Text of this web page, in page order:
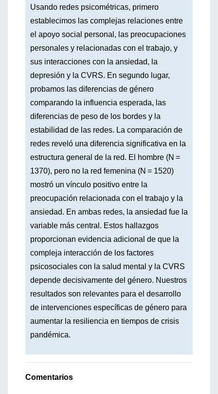
Usando redes psicométricas, primero
establecimos las complejas relaciones entre
el apoyo social personal, las preocupaciones
personales y relacionadas con el trabajo, y
sus interacciones con la ansiedad, la
depresión y la CVRS. En segundo lugar,
probamos las diferencias de género
comparando la influencia esperada, las
diferencias de peso de los bordes y la
estabilidad de las redes. La comparación de
redes reveló una diferencia significativa en la
estructura general de la red. El hombre (N =
1370), pero no la red femenina (N = 1520)
mostró un vínculo positivo entre la
preocupación relacionada con el trabajo y la
ansiedad. En ambas redes, la ansiedad fue la
variable más central. Estos hallazgos
proporcionan evidencia adicional de que la
compleja interacción de los factores
psicosociales con la salud mental y la CVRS
depende decisivamente del género. Nuestros
resultados son relevantes para el desarrollo
de intervenciones específicas de género para
aumentar la resiliencia en tiempos de crisis
pandémica.
Comentarios